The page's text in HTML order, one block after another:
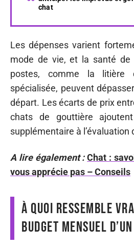
chat
Les dépenses varient
mode de vie, et la santé de
postes, comme la litière
spécialisée, peuvent
départ. Les écarts de prix
chats de gouttière
supplémentaire à l’évaluation
A lire également : Chat :
vous apprécie pas – Conseils
À quoi ressemble
budget mensuel